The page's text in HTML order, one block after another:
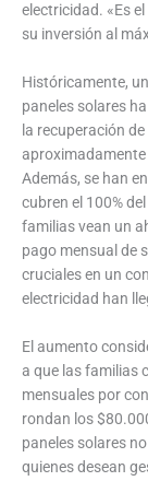
electricidad. «Es
su inversión al
Históricamente,
paneles solares
la recuperación
aproximadamente
Además, se han
cubren el 100%
familias vean un
pago mensual de
cruciales en un
electricidad han
El aumento
a que las familias
mensuales por
rondan los
paneles solares
quienes desean